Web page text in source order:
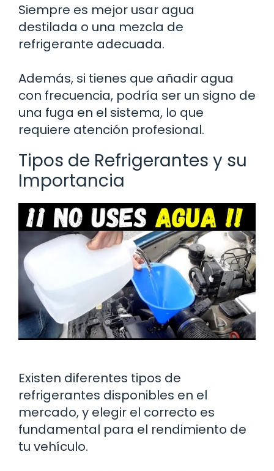
Siempre es mejor usar agua
destilada o una mezcla de
refrigerante adecuada.
Además, si tienes que añadir agua
con frecuencia, podría ser un signo de
una fuga en el sistema, lo que
requiere atención profesional.
Tipos de Refrigerantes y su
Importancia
Existen diferentes tipos de
refrigerantes disponibles en el
mercado, y elegir el correcto es
fundamental para el rendimiento de
tu vehículo.